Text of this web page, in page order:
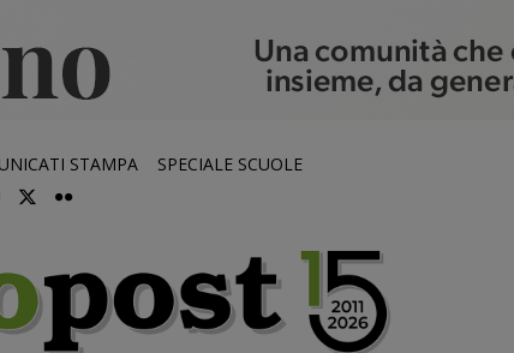
STAMPA SPECIALE SCUOLE